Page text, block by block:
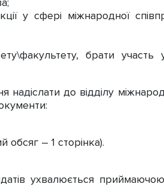
у сфері міжнародної
брати
надіслати до відділу
– 1 сторінка).
ухвалюється